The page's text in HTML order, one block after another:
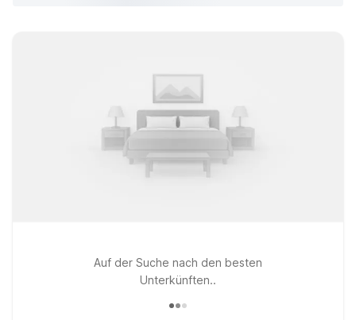
Auf der Suche nach den besten
Unterkünften..